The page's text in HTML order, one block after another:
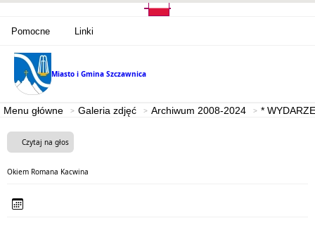
Pomocne Linki
Miasto i Gmina Szczawnica
Menu główne Galeria zdjęć Archiwum 2008-2024 *
Czytaj na głos
Okiem Romana Kacwina